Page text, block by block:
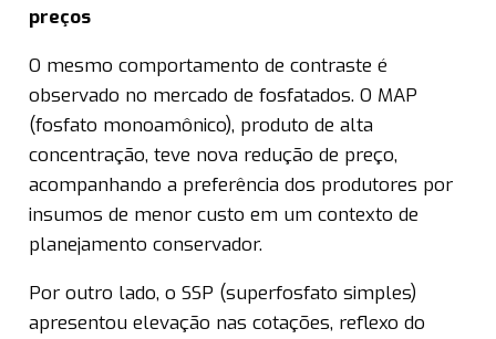
preços
O mesmo comportamento de contraste é
observado no mercado de fosfatados. O MAP
(fosfato monoamônico), produto de alta
concentração, teve nova redução de preço,
acompanhando a preferência dos produtores por
insumos de menor custo em um contexto de
planejamento conservador.
Por outro lado, o SSP (superfosfato simples)
apresentou elevação nas cotações, reflexo do